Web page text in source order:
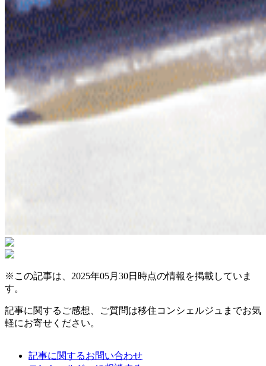
※この記事は、2025年05月30日時点の情報を掲載していま
す。
記事に関するご感想、ご質問は移住コンシェルジュまでお気
軽にお寄せください。
記事に関するお問い合わせ